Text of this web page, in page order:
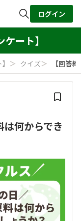
検索
ログイン
ート】
＞ クイズ＞ 【回答
は何からでき